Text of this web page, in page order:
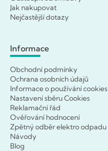
Jak nakupovat
Nejčastější dotazy
Informace
Obchodní podmínky
Ochrana osobních údajů
Informace o používání cookies
Nastavení sběru Cookies
Reklamační řád
Ověřování hodnocení
Zpětný odběr elektro odpadu
Návody
Blog